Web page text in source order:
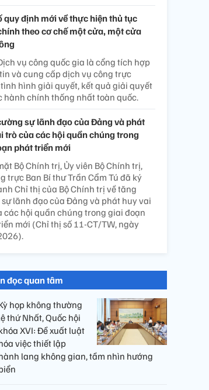
quy định mới về thực hiện thủ tục
theo cơ chế một cửa, một cửa
vụ công quốc gia là cổng tích hợp
và cung cấp dịch vụ công trực
hình giải quyết, kết quả giải quyết
hành chính thống nhất toàn quốc.
sự lãnh đạo của Đảng và phát
trò của các hội quần chúng trong
phát triển mới
Bộ Chính trị, Ủy viên Bộ Chính trị,
trực Ban Bí thư Trần Cẩm Tú đã ký
Chỉ thị của Bộ Chính trị về tăng
lãnh đạo của Đảng và phát huy vai
các hội quần chúng trong giai đoạn
mới (Chỉ thị số 11-CT/TW, ngày
đọc quan tâm
họp không thường
thứ Nhất, Quốc hội
XVI: Đề xuất luật
việc thiết lập
lang không gian, tầm nhìn hướng